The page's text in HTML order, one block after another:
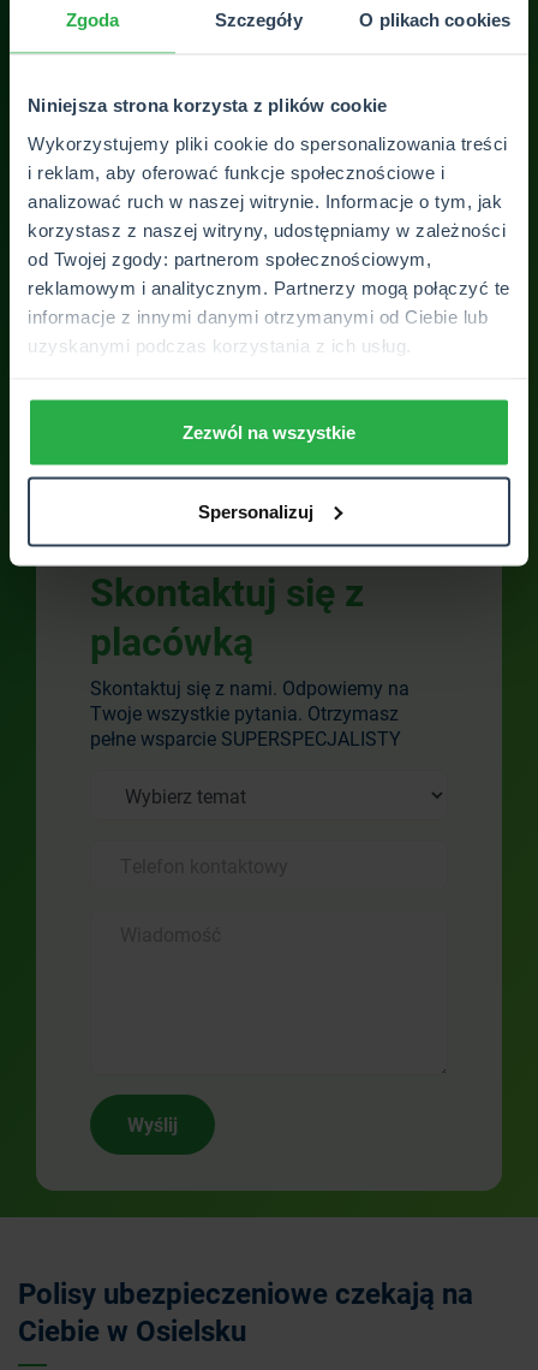
Zgoda Szczegóły O plikach cookies
Niniejsza strona korzysta z plików cookie
Wykorzystujemy pliki cookie do spersonalizowania treści
i reklam, aby oferować funkcje społecznościowe i
analizować ruch w naszej witrynie. Informacje o tym, jak
korzystasz z naszej witryny, udostępniamy w zależności
od Twojej zgody: partnerom społecznościowym,
reklamowym i analitycznym. Partnerzy mogą połączyć te
informacje z innymi danymi otrzymanymi od Ciebie lub
uzyskanymi podczas korzystania z ich usług.
Zezwól na wszystkie
Spersonalizuj
Najlepiej dobrane ubezpieczenia do potrzeb
klienta 👌🏻 Polecam
Magdalena Ledzinska
ZOBACZ WSZYSTKIE OPINIE
Skontaktuj się z
placówką
Skontaktuj się z nami. Odpowiemy na
Twoje wszystkie pytania. Otrzymasz
pełne wsparcie SUPERSPECJALISTY
Wyślij
Polisy ubezpieczeniowe czekają na
Ciebie w Osielsku